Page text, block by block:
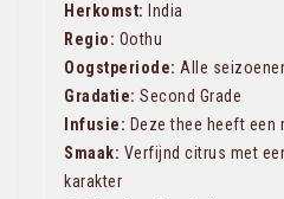
Herkomst: India
Regio: Oothu
Oogstperiode: Alle
Gradatie: Second Grade
Infusie: Deze thee heeft een
Smaak: Verfijnd citrus met
karakter